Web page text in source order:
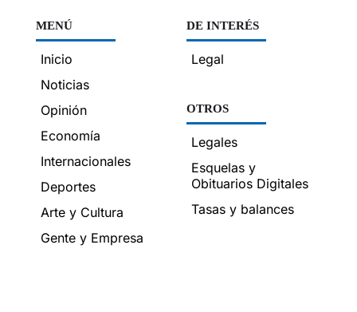
MENÚ
Inicio
Noticias
Opinión
Economía
Internacionales
Deportes
Arte y Cultura
Gente y Empresa
DE INTERÉS
Legal
OTROS
Legales
Esquelas y
Obituarios Digitales
Tasas y balances